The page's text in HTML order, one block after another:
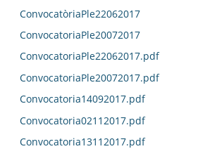
ConvocatòriaPle22062017
ConvocatoriaPle20072017
ConvocatoriaPle22062017.pdf
ConvocatoriaPle20072017.pdf
Convocatoria14092017.pdf
Convocatoria02112017.pdf
Convocatoria13112017.pdf